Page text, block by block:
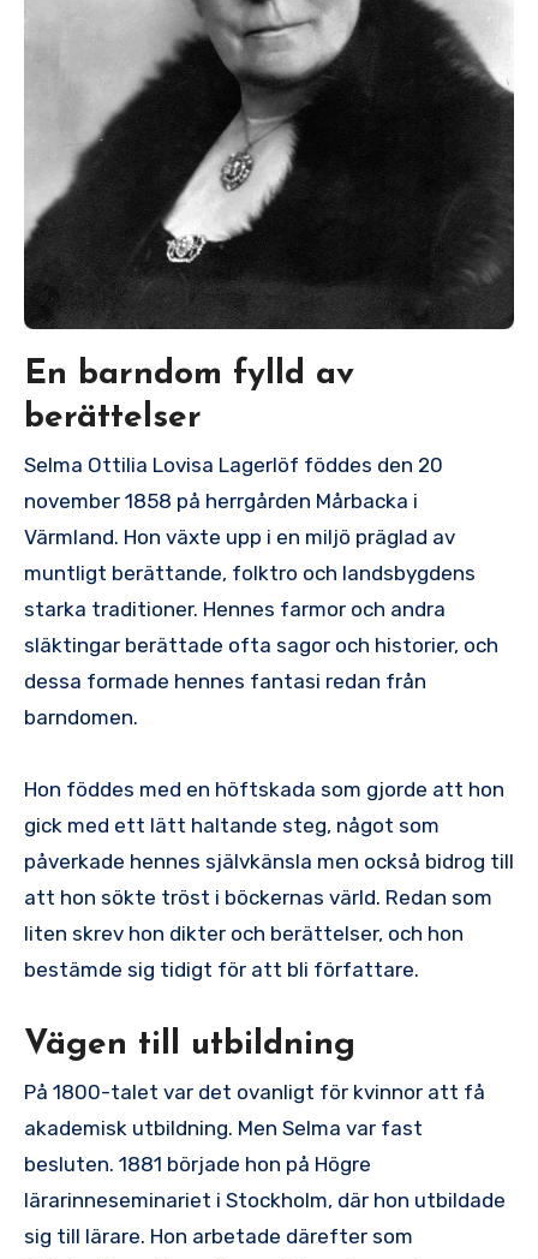
En barndom fylld av
berättelser
Selma Ottilia Lovisa Lagerlöf föddes den 20
november 1858 på herrgården Mårbacka i
Värmland. Hon växte upp i en miljö präglad av
muntligt berättande, folktro och landsbygdens
starka traditioner. Hennes farmor och andra
släktingar berättade ofta sagor och historier, och
dessa formade hennes fantasi redan från
barndomen.
Hon föddes med en höftskada som gjorde att hon
gick med ett lätt haltande steg, något som
påverkade hennes självkänsla men också bidrog till
att hon sökte tröst i böckernas värld. Redan som
liten skrev hon dikter och berättelser, och hon
bestämde sig tidigt för att bli författare.
Vägen till utbildning
På 1800-talet var det ovanligt för kvinnor att få
akademisk utbildning. Men Selma var fast
besluten. 1881 började hon på Högre
lärarinneseminariet i Stockholm, där hon utbildade
sig till lärare. Hon arbetade därefter som